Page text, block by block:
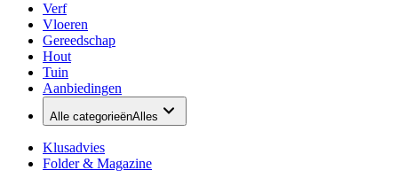
Verf
Vloeren
Gereedschap
Hout
Tuin
Aanbiedingen
Alle categorieënAlles
Klusadvies
Folder & Magazine